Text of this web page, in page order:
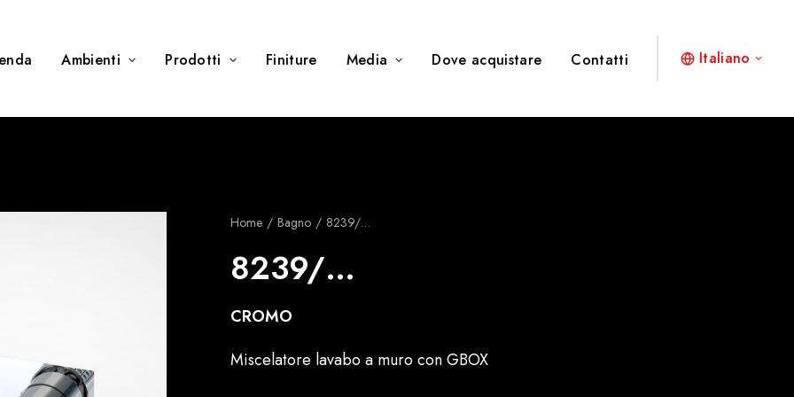
Ambienti Prodotti Finiture Media Dove acquistare Contatti Italiano
Home Bagno 8239/…
8239/…
CROMO
Miscelatore lavabo a muro con GBOX